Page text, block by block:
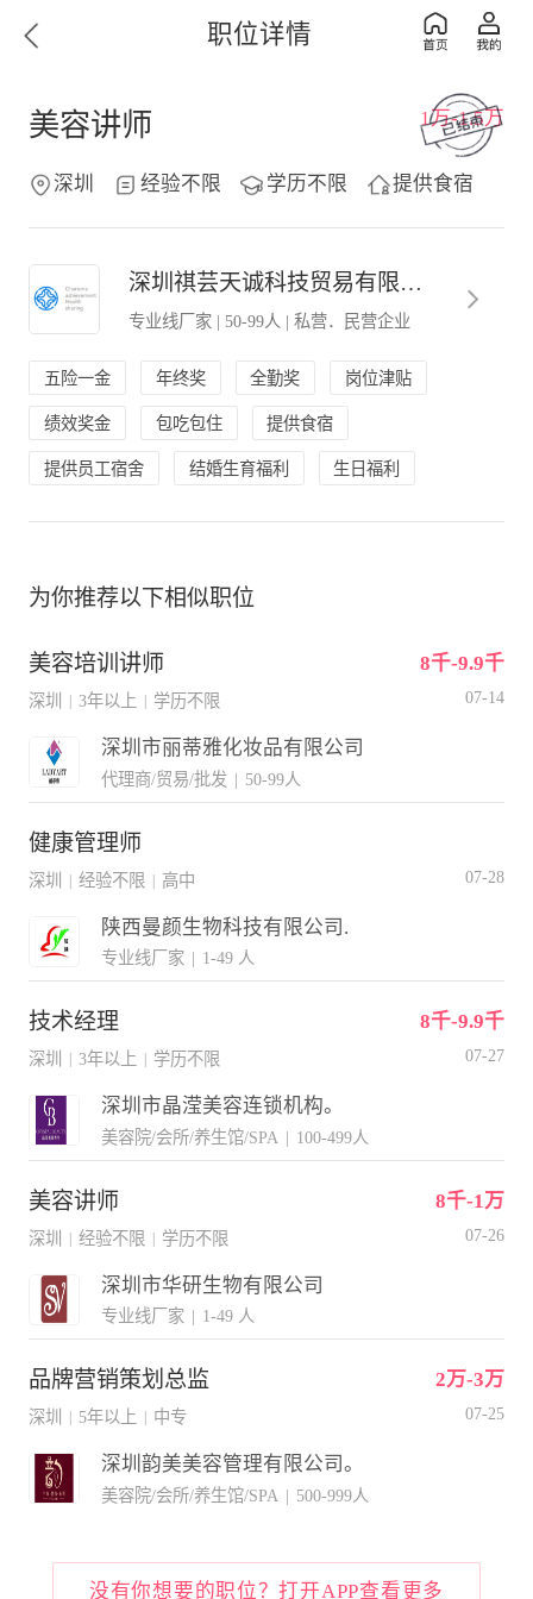
职位详情
美容讲师 1万-1.5万
深圳 经验不限 学历不限 提供食宿
深圳祺芸天诚科技贸易有限公司
专业线厂家 | 50-99人 | 私营．民营企业
五险一金 年终奖 全勤奖 岗位津贴
绩效奖金 包吃包住 提供食宿
提供员工宿舍 结婚生育福利 生日福利
为你推荐以下相似职位
美容培训讲师 8千-9.9千
深圳 3年以上 学历不限 07-14
深圳市丽蒂雅化妆品有限公司
代理商/贸易/批发 | 50-99人
健康管理师
深圳 | 经验不限 | 高中 07-28
陕西曼颜生物科技有限公司.
专业线厂家 | 1-49 人
技术经理 8千-9.9千
深圳 3年以上 学历不限 07-27
深圳市晶滢美容连锁机构。
美容院/会所/养生馆/SPA | 100-499人
美容讲师 8千-1万
深圳 | 经验不限 | 学历不限 07-26
深圳市华研生物有限公司
专业线厂家 | 1-49 人
品牌营销策划总监 2万-3万
深圳 5年以上 中专 07-25
深圳韵美美容管理有限公司。
美容院/会所/养生馆/SPA | 500-999人
没有你想要的职位？打开APP查看更多